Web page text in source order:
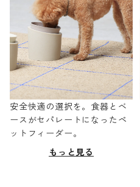
安全快適の選択を。食器とベ
ースがセパレートになったペ
ットフィーダー。
もっと見る